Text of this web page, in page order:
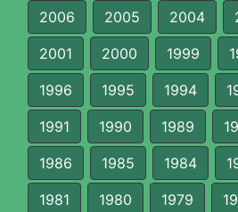
2006 2005 2004
2001 2000 1999
1996 1995 1994
1991 1990 1989
1986 1985 1984
1981 1980 1979